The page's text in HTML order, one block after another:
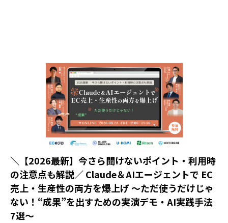
＼【2026最新】今さら聞けないポイント・利用時
の注意点も解説／ Claude＆AIエージェントで EC
売上・生産性の両方を爆上げ ～ただ使うだけじゃ
ない！“成果”を出すための実演デモ・AI実践手法
7選～